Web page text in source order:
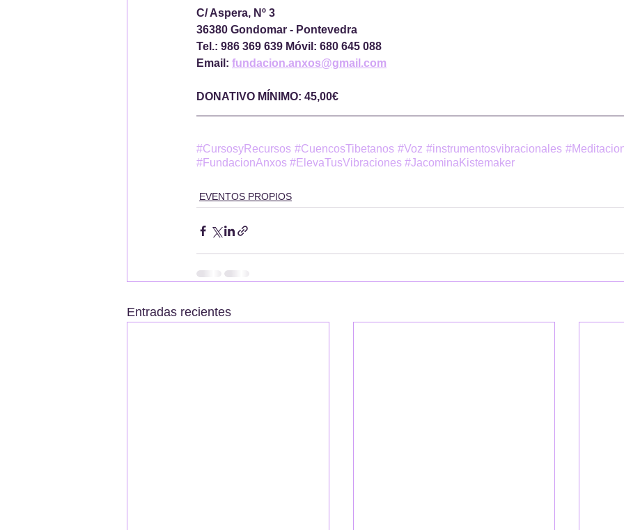
C/ Aspera, Nº 3
36380 Gondomar - Pontevedra
Tel.: 986 369 639 Móvil: 680 645 088
Email: fundacion.anxos@gmail.com
DONATIVO MÍNIMO: 45,00€
#CursosyRecursos #CuencosTibetanos #Voz #instrumentosvibracionales
#FundacionAnxos #ElevaTusVibraciones #JacominaKistemaker
EVENTOS PROPIOS
Entradas recientes